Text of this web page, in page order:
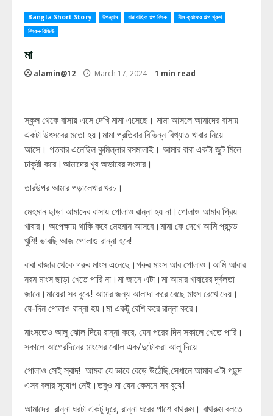
Bangla Short Story উপন্যাস ধারাবাহিক গল্প লিংক
নীল ক্যাফের গল্প গ্রুপ
লিংক+রিভিউ
মা
alamin@12 March 17, 2024 1 min read
স্কুল থেকে বাসায় এসে দেখি মামা এসেছে। মামা আসলে আমাদের বাসায়
একটা উৎসবের মতো হয়।মামা প্রতিবার বিভিন্ন বিখ্যাত খাবার নিয়ে
আসে। গতবার এনেছিল কুমিল্লার রসমালাই। আমার বাবা একটা জুট মিলে
চাকুরী করে।আমাদের খুব অভাবের সংসার।
তারউপর আমার পড়ালেখার খরচ।
মেহমান ছাড়া আমাদের বাসায় পোলাও রান্না হয় না।পোলাও আমার প্রিয়
খাবার। অপেক্ষায় থাকি কবে মেহমান আসবে।মামা কে দেখে আমি প্রচন্ড
খুশি! ভাবছি আজ পোলাও রান্না হবে!
বাবা বাজার থেকে গরুর মাংস এনেছে।গরুর মাংস আর পোলাও।আমি আবার
নরম মাংস ছাড়া খেতে পারি না।মা জানে এটা।মা আমার খাবারের দূর্বলতা
জানে।মায়েরা সব বুঝে! আমার জন্য আলাদা করে বেছে মাংস রেখে দেয়।
যে-দিন পোলাও রান্না হয়।মা একটু বেশি করে রান্না করে।
মাংসতেও আলু ঝোল দিয়ে রান্না করে, যেন পরের দিন সকালে খেতে পারি।
সকালে আগেরদিনের মাংসের ঝোল এক/দুটোকরা আলু দিয়ে
পোলাও সেই স্বাদ! আমরা যে ভাবে বেড়ে উঠেছি,সেখানে আমার এটা পছন্দ
এসব বলার সুযোগ নেই।তবুও মা যেন কেমনে সব বুঝে!
আমাদের রান্না ঘরটা একটু দূরে, রান্না ঘরের পাশে বাথরুম। বাথরুম বলতে